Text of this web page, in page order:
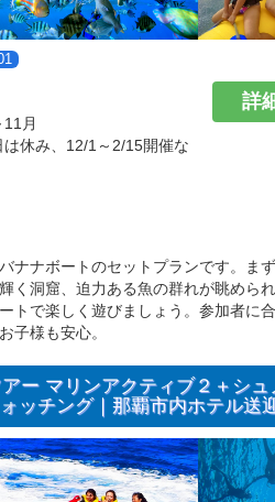
月
休み、12/1～2/15開催な
詳
ナナボートのセットプランです。ま
く洞窟、迫力ある魚の群れが眺めら
トで楽しく遊びましょう。参加者に
子様も安心。
ー マリンアクティブ２＋シ
ッチング｜那覇市内ホテル送